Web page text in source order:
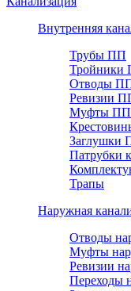
Внутренняя
Трубы ПП
Тройники
Отводы
Ревизии
Муфты ПП
Заглушки
Патрубки
Трапы
Наружная
Отводы
Муфты
Ревизии
Переходы